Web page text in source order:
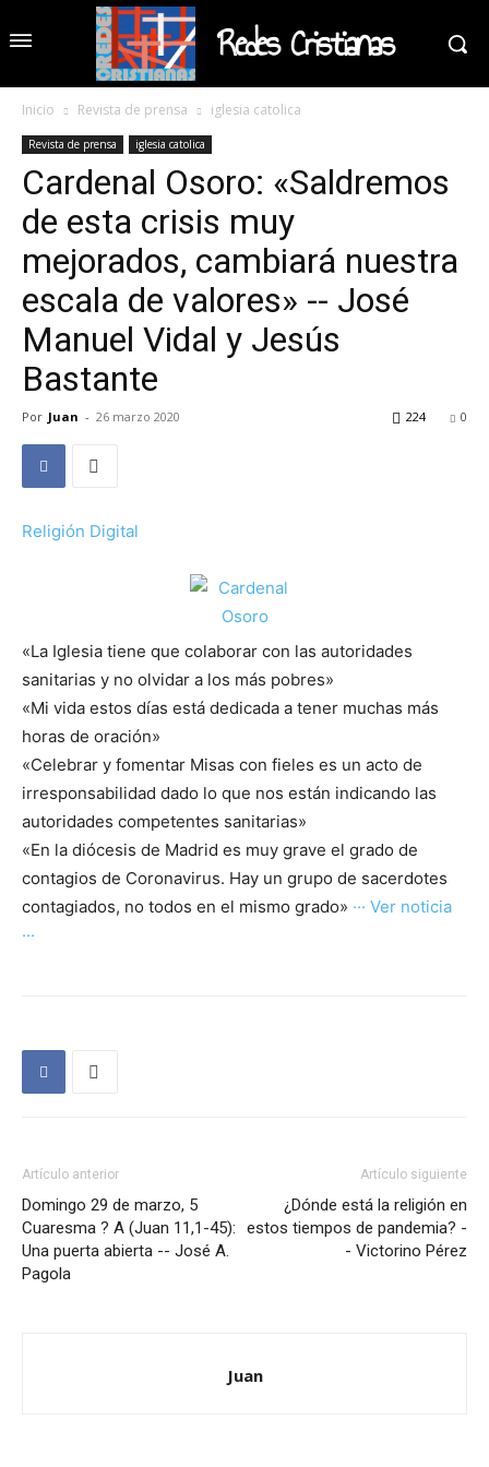
Redes Cristianas
Inicio Revista de prensa iglesia catolica
Revista de prensa iglesia catolica
Cardenal Osoro: «Saldremos
de esta crisis muy
mejorados, cambiará nuestra
escala de valores» -- José
Manuel Vidal y Jesús
Bastante
Por Juan - 26 marzo 2020 0
224
Religión Digital
«La Iglesia tiene que colaborar con las autoridades
sanitarias y no olvidar a los más pobres»
«Mi vida estos días está dedicada a tener muchas más
horas de oración»
«Celebrar y fomentar Misas con fieles es un acto de
irresponsabilidad dado lo que nos están indicando las
autoridades competentes sanitarias»
«En la diócesis de Madrid es muy grave el grado de
contagios de Coronavirus. Hay un grupo de sacerdotes
contagiados, no todos en el mismo grado» ··· Ver noticia
···
Artículo anterior
Domingo 29 de marzo, 5
Cuaresma ? A (Juan 11,1-45):
Una puerta abierta -- José A.
Pagola
Artículo siguiente
¿Dónde está la religión en
estos tiempos de pandemia? -
- Victorino Pérez
Juan